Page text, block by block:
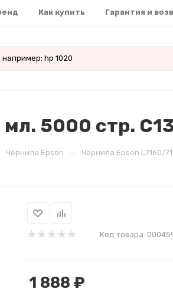
Как купить Гарантия и
5000 стр.
Чернила Epson — Чернила Epson L7160/
Код товара:
1 888 ₽